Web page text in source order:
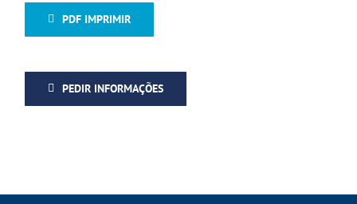
PDF IMPRIMIR
PEDIR INFORMAÇÕES